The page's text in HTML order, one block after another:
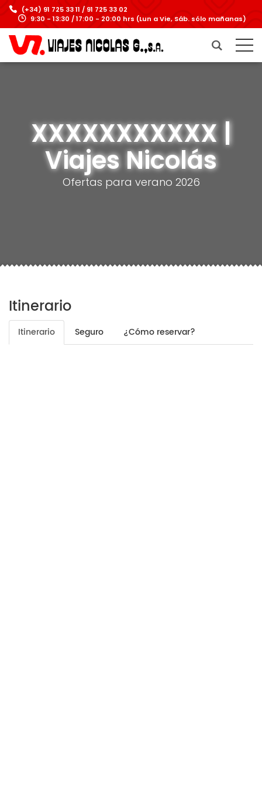
(+34) 91 725 33 11 / 91 725 33 02
9:30 - 13:30 / 17:00 - 20:00 hrs (Lun a Vie, Sáb. sólo mañanas)
XXXXXXXXXXX |
Viajes Nicolás
Ofertas para verano 2026
Itinerario
Itinerario Seguro ¿Cómo reservar?